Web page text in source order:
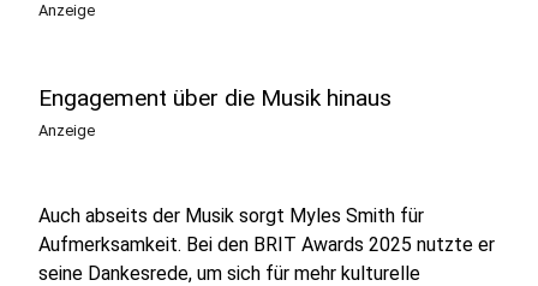
Anzeige
Engagement über die Musik hinaus
Anzeige
Auch abseits der Musik sorgt Myles Smith für
Aufmerksamkeit. Bei den BRIT Awards 2025 nutzte er
seine Dankesrede, um sich für mehr kulturelle